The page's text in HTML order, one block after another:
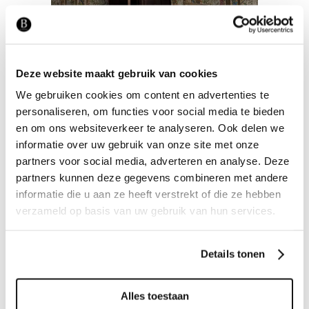
Deze website maakt gebruik van cookies
We gebruiken cookies om content en advertenties te
personaliseren, om functies voor social media te bieden
en om ons websiteverkeer te analyseren. Ook delen we
informatie over uw gebruik van onze site met onze
partners voor social media, adverteren en analyse. Deze
partners kunnen deze gegevens combineren met andere
informatie die u aan ze heeft verstrekt of die ze hebben
verzameld op basis van uw gebruik van hun services.
Details tonen
Alles toestaan
Tags: ARTE
Related projects
BEHANG STOFFERING